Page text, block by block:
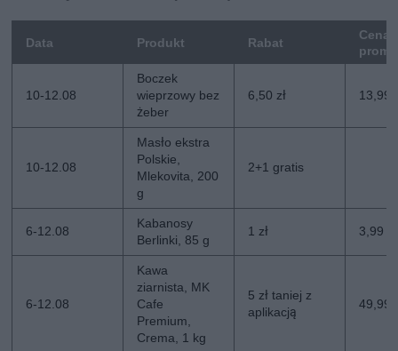
Data Produkt Rabat
Cena
10-12.08
Boczek
wieprzowy bez
żeber
6,50 zł 13,99
10-12.08
Masło ekstra
Polskie,
Mlekovita, 200
g
2+1 gratis
6-12.08
Kabanosy
Berlinki, 85 g
1 zł 3,99
6-12.08
Kawa
ziarnista, MK
Cafe
Premium,
Crema, 1 kg
5 zł taniej z
aplikacją
49,99